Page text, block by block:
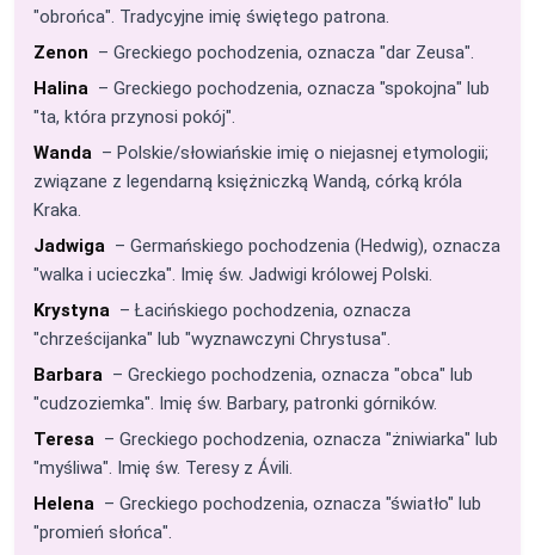
"obrońca". Tradycyjne imię świętego patrona.
Zenon – Greckiego pochodzenia, oznacza "dar Zeusa".
Halina – Greckiego pochodzenia, oznacza "spokojna" lub
"ta, która przynosi pokój".
Wanda – Polskie/słowiańskie imię o niejasnej etymologii;
związane z legendarną księżniczką Wandą, córką króla
Kraka.
Jadwiga – Germańskiego pochodzenia (Hedwig), oznacza
"walka i ucieczka". Imię św. Jadwigi królowej Polski.
Krystyna – Łacińskiego pochodzenia, oznacza
"chrześcijanka" lub "wyznawczyni Chrystusa".
Barbara – Greckiego pochodzenia, oznacza "obca" lub
"cudzoziemka". Imię św. Barbary, patronki górników.
Teresa – Greckiego pochodzenia, oznacza "żniwiarka" lub
"myśliwa". Imię św. Teresy z Ávili.
Helena – Greckiego pochodzenia, oznacza "światło" lub
"promień słońca".